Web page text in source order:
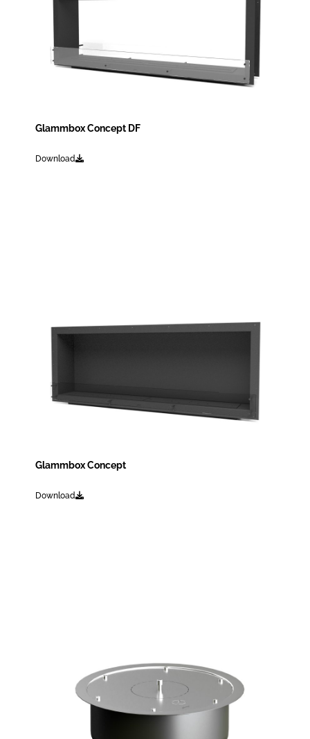
Glammbox Concept DF
Download
Glammbox Concept
Download